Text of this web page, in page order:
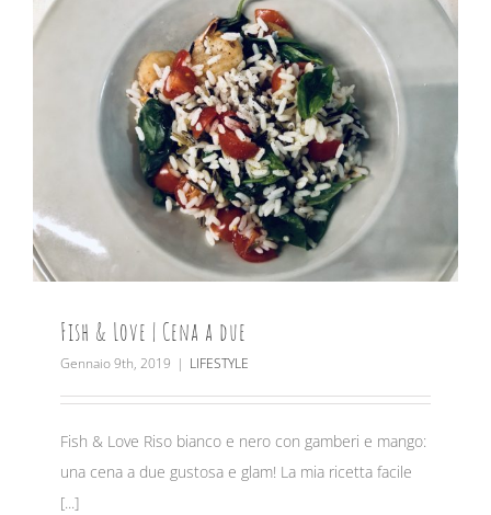
Fish & Love | Cena a due
Gennaio 9th, 2019 | LIFESTYLE
Fish & Love Riso bianco e nero con gamberi e mango:
una cena a due gustosa e glam! La mia ricetta facile
[...]